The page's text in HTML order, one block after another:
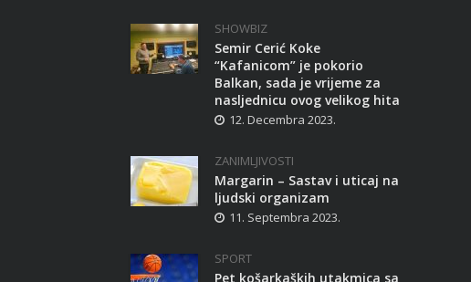
SHOWBIZ
Semir Cerić Koke
“Kafanicom” je pokorio
Balkan, sada je vrijeme za
nasljednicu ovog velikog hita
12. Decembra 2023.
ZANIMLJIVOSTI
Margarin – Sastav i uticaj na
ljudski organizam
11. Septembra 2023.
SPORT
Pet košarkaških utakmica sa